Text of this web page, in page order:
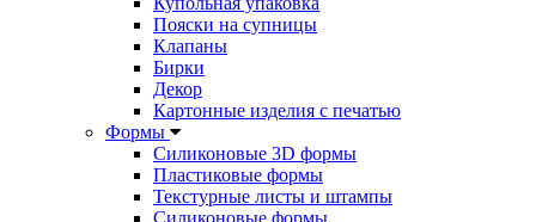
Пояски на супницы
Клапаны
Бирки
Декор
Картонные изделия с печатью
Формы
Силиконовые 3D формы
Пластиковые формы
Текстурные листы и штампы
Силиконовые формы